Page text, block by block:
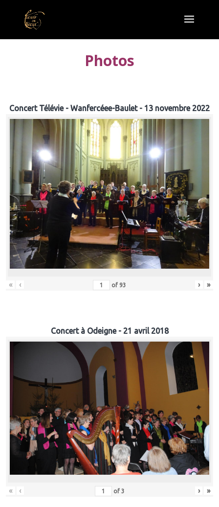
Photos
Concert Télévie - Wanfercéee-Baulet - 13 novembre 2022
« ‹ of 93 › »
Concert à Odeigne - 21 avril 2018
« ‹ of 3 › »